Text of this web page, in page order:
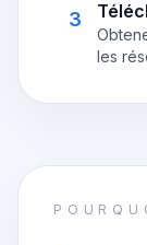
3
les